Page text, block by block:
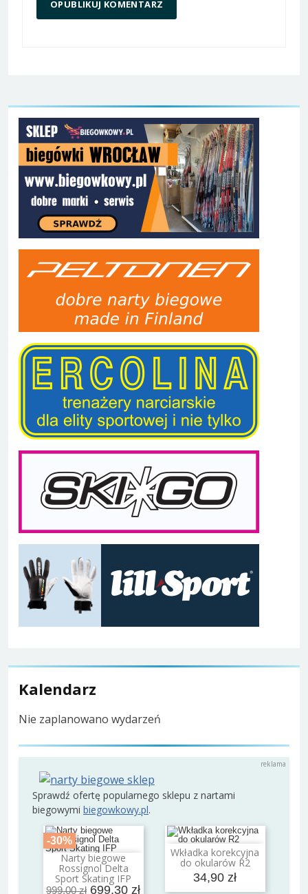
Kalendarz
Nie zaplanowano wydarzeń
Sprawdź ofertę popularnego sklepu z nartami
biegowymi biegowkowy.pl.
-30%
Narty biegowe
Rossignol Delta
Sport Skating IFP
999,00 zł 699,30 zł
Dodaj do koszyka
Wkładka korekcyjna
do okularów R2
34,90 zł
Dodaj do koszyka